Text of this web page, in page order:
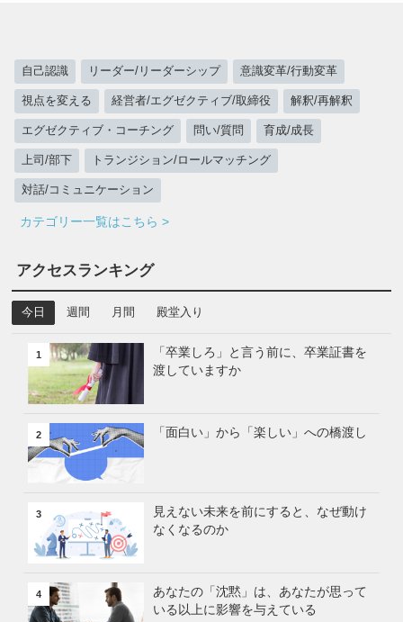
自己認識 リーダー/リーダーシップ 意識変革/行動変革
視点を変える 経営者/エグゼクティブ/取締役 解釈/再解釈
エグゼクティブ・コーチング 問い/質問 育成/成長
上司/部下 トランジション/ロールマッチング
対話/コミュニケーション
カテゴリー一覧はこちら >
アクセスランキング
今日 週間 月間 殿堂入り
1
「卒業しろ」と言う前に、卒業証書を
渡していますか
2 「面白い」から「楽しい」への橋渡し
3
見えない未来を前にすると、なぜ動け
なくなるのか
4
あなたの「沈黙」は、あなたが思って
いる以上に影響を与えている